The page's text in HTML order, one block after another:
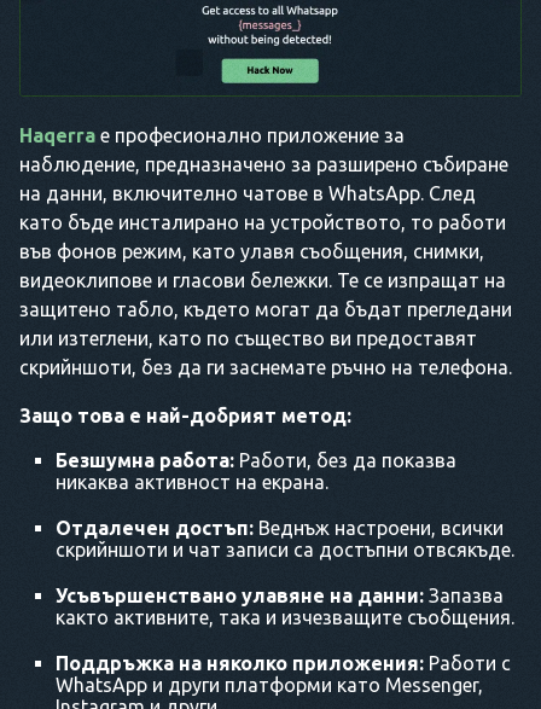
Haqerra е професионално приложение за
наблюдение, предназначено за разширено събиране
на данни, включително чатове в WhatsApp. След
като бъде инсталирано на устройството, то работи
във фонов режим, като улавя съобщения, снимки,
видеоклипове и гласови бележки. Те се изпращат на
защитено табло, където могат да бъдат прегледани
или изтеглени, като по същество ви предоставят
скрийншоти, без да ги заснемате ръчно на телефона.
Защо това е най-добрият метод:
Безшумна работа: Работи, без да показва
никаква активност на екрана.
Отдалечен достъп: Веднъж настроени, всички
скрийншоти и чат записи са достъпни отвсякъде.
Усъвършенствано улавяне на данни: Запазва
както активните, така и изчезващите съобщения.
Поддръжка на няколко приложения: Работи с
WhatsApp и други платформи като Messenger,